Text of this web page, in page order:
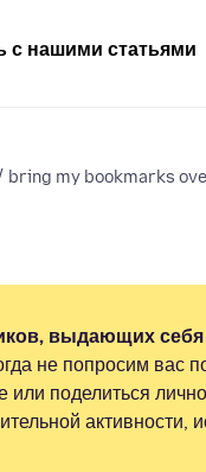
с нашими статьями
bring my bookmarks
выдающих себя
не попросим вас
или поделиться
активности,